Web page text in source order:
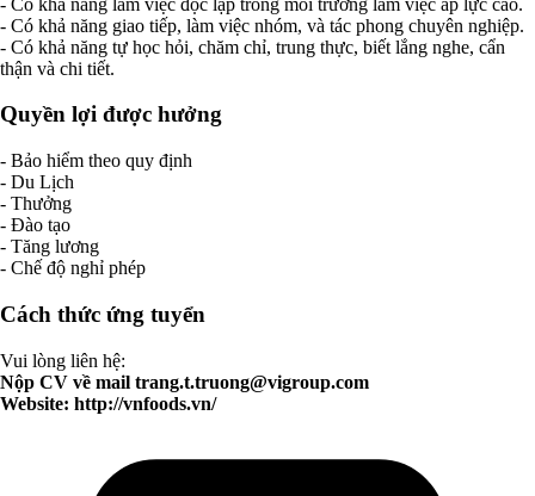
- Có khả năng giao tiếp, làm việc nhóm, và tác phong chuyên nghiệp.
- Có khả năng tự học hỏi, chăm chỉ, trung thực, biết lắng nghe, cẩn
thận và chi tiết.
Quyền lợi được hưởng
- Bảo hiểm theo quy định
- Du Lịch
- Thưởng
- Đào tạo
- Tăng lương
- Chế độ nghỉ phép
Cách thức ứng tuyển
Vui lòng liên hệ:
Nộp CV về mail trang.t.truong@vigroup.com
Website: http://vnfoods.vn/